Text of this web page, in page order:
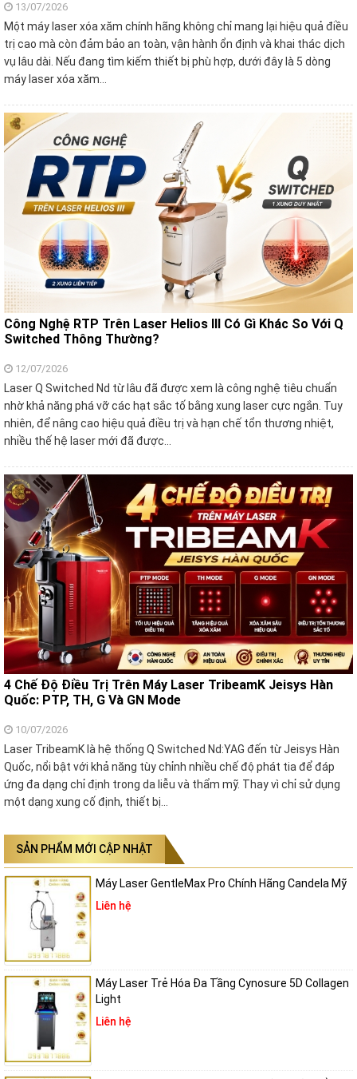
13/07/2026
Một máy laser xóa xăm chính hãng không chỉ mang lại hiệu quả điều
trị cao mà còn đảm bảo an toàn, vận hành ổn định và khai thác dịch
vụ lâu dài. Nếu đang tìm kiếm thiết bị phù hợp, dưới đây là 5 dòng
máy laser xóa xăm…
Công Nghệ RTP Trên Laser Helios III Có Gì Khác So Với Q
Switched Thông Thường?
12/07/2026
Laser Q Switched Nd từ lâu đã được xem là công nghệ tiêu chuẩn
nhờ khả năng phá vỡ các hạt sắc tố bằng xung laser cực ngắn. Tuy
nhiên, để nâng cao hiệu quả điều trị và hạn chế tổn thương nhiệt,
nhiều thế hệ laser mới đã được…
4 Chế Độ Điều Trị Trên Máy Laser TribeamK Jeisys Hàn
Quốc: PTP, TH, G Và GN Mode
10/07/2026
Laser TribeamK là hệ thống Q Switched Nd:YAG đến từ Jeisys Hàn
Quốc, nổi bật với khả năng tùy chỉnh nhiều chế độ phát tia để đáp
ứng đa dạng chỉ định trong da liễu và thẩm mỹ. Thay vì chỉ sử dụng
một dạng xung cố định, thiết bị…
SẢN PHẨM MỚI CẬP NHẬT
Máy Laser GentleMax Pro Chính Hãng Candela Mỹ
Liên hệ
Máy Laser Trẻ Hóa Đa Tầng Cynosure 5D Collagen
Light
Liên hệ